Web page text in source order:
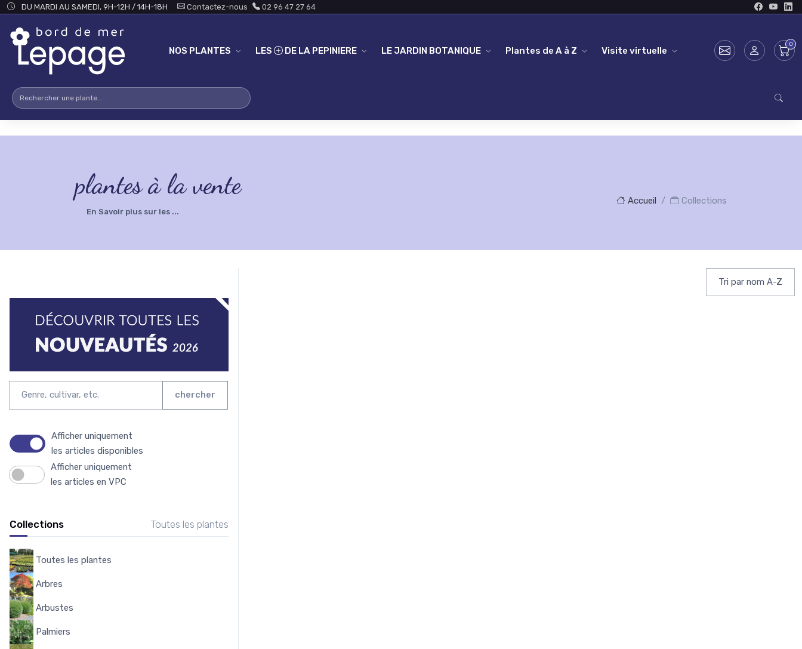
testsearch - 0 Skip to main content
DU MARDI AU SAMEDI, 9H-12H / 14H-18H Contactez-nous 02 96 47 27 64
NOS PLANTES LES DE LA PEPINIERE LE JARDIN BOTANIQUE Plantes de A à Z Visite virtuelle
plantes à la vente
En Savoir plus sur les ...
Accueil Collections
chercher
Afficher uniquement
les articles disponibles
Afficher uniquement
les articles en VPC
Collections Toutes les plantes
Toutes les plantes
Arbres
Arbustes
Palmiers